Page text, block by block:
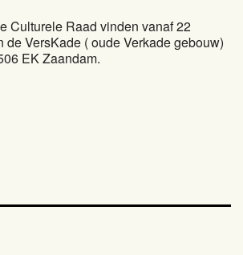
Culturele Raad vinden vanaf 22
de VersKade ( oude Verkade gebouw)
EK Zaandam.